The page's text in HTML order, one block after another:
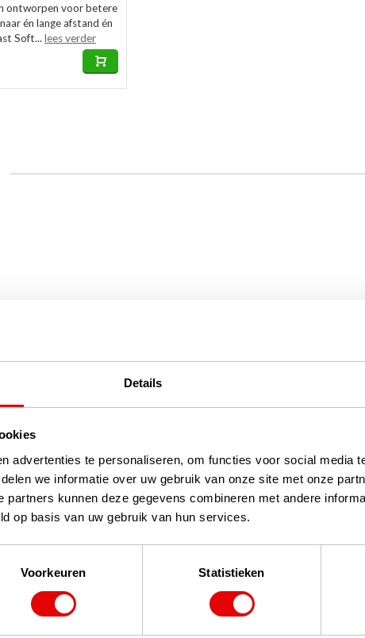
Details
advertenties te personaliseren, om functies voor social media
we informatie over uw gebruik van onze site met onze
partners kunnen deze gegevens combineren met andere
op basis van uw gebruik van hun services.
Voorkeuren Statistieken
ontworpen voor betere
én lange afstand én
Soft... lees verder